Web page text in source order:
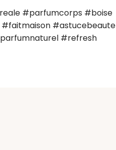
#parfumcorps #boise
#astucebeaute
#refresh